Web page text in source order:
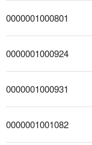
0000001000801
0000001000924
0000001000931
0000001001082